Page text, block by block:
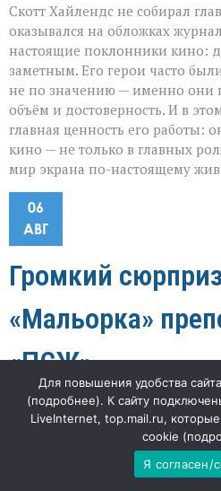
Скотт Хайлендс не собирал
оказывался на обложках
настоящие поклонники кино:
заметным. Его герои часто
не по значению — именно они
объём и достоверность. И в
главная ценность его работы:
кино — не только в главных
мир экрана по-настоящему
06
АВГ
Громкий
«Мальорка»
«ПСЖ»
"Наша газета" 61
«Когда гранд проигрывает 0:3
не просто неудачный вечер —
Для повышения удобства
(подробнее). К сайту
LiveInternet, top.mail.ru,
cookie (
Я согласен/